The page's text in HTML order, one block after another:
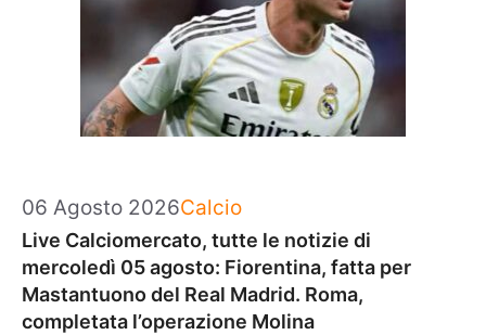
06 Agosto 2026Categorie
Calcio
Live Calciomercato, tutte le notizie di
mercoledì 05 agosto: Fiorentina, fatta per
Mastantuono del Real Madrid. Roma,
completata l’operazione Molina